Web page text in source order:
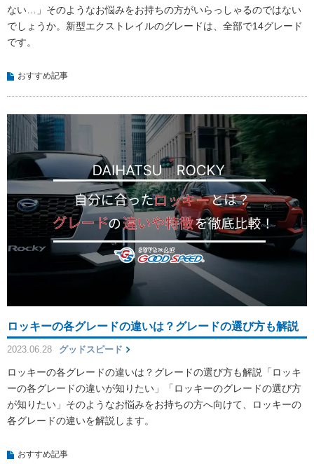
ない…」そのようなお悩みをお持ちの方がいらっしゃるのではない
でしょうか。新型エクストレイルのグレードは、全部で14グレード
です。
おすすめ記事
ロッキーの各グレードの違いは？グレードの選び方も解説
2023.06.28 グッドスピード
ロッキーの各グレードの違いは？グレードの選び方も解説「ロッキ
ーの各グレードの違いが知りたい」「ロッキーのグレードの選び方
が知りたい」そのようなお悩みをお持ちの方へ向けて、ロッキーの
各グレードの違いを解説します。
おすすめ記事